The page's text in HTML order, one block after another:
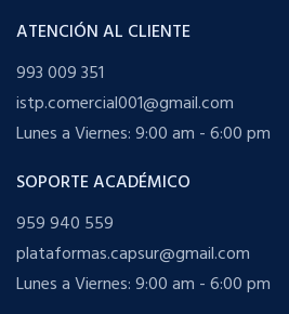
ATENCIÓN AL CLIENTE
993 009 351
istp.comercial001@gmail.com
Lunes a Viernes: 9:00 am - 6:00 pm
SOPORTE ACADÉMICO
959 940 559
plataformas.capsur@gmail.com
Lunes a Viernes: 9:00 am - 6:00 pm